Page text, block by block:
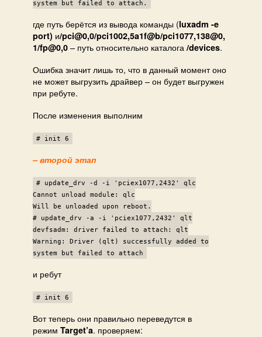
system but failed to attach.
где путь берётся из вывода команды (luxadm -e
port) и/pci@0,0/pci1002,5a1f@b/pci1077,138@0,
1/fp@0,0 – путь относительно каталога /devices.
Ошибка значит лишь то, что в данный момент оно
не может выгрузить драйвер – он будет выгружен
при ребуте.
После изменения выполним
# init 6
– второй этап
# update_drv -d -i 'pciex1077,2432' qlc
Cannot unload module: qlc
Will be unloaded upon reboot.
# update_drv -a -i 'pciex1077,2432' qlt
devfsadm: driver failed to attach: qlt
Warning: Driver (qlt) successfully added to
system but failed to attach
и ребут
# init 6
Вот теперь они правильно переведутся в
режим Target’a. проверяем: